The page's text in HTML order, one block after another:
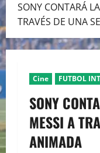
SONY CONTARÁ
TRAVÉS DE UNA
Cine FUTBOL
SONY
MESSI A
ANIMADA